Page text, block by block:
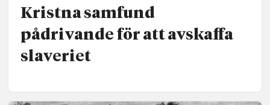
Kristna samfund
pådrivande för att avskaffa
slaveriet